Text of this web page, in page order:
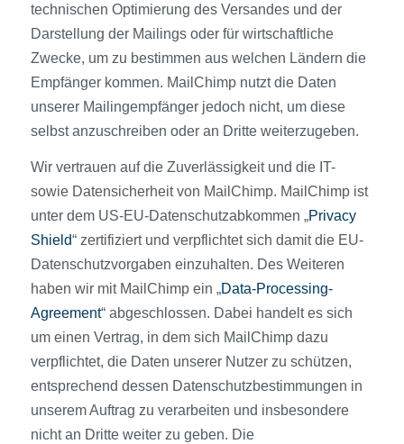
technischen Optimierung des Versandes und der
Darstellung der Mailings oder für wirtschaftliche
Zwecke, um zu bestimmen aus welchen Ländern die
Empfänger kommen. MailChimp nutzt die Daten
unserer Mailingempfänger jedoch nicht, um diese
selbst anzuschreiben oder an Dritte weiterzugeben.
Wir vertrauen auf die Zuverlässigkeit und die IT-
sowie Datensicherheit von MailChimp. MailChimp ist
unter dem US-EU-Datenschutzabkommen „Privacy
Shield“ zertifiziert und verpflichtet sich damit die EU-
Datenschutzvorgaben einzuhalten. Des Weiteren
haben wir mit MailChimp ein „Data-Processing-
Agreement“ abgeschlossen. Dabei handelt es sich
um einen Vertrag, in dem sich MailChimp dazu
verpflichtet, die Daten unserer Nutzer zu schützen,
entsprechend dessen Datenschutzbestimmungen in
unserem Auftrag zu verarbeiten und insbesondere
nicht an Dritte weiter zu geben. Die